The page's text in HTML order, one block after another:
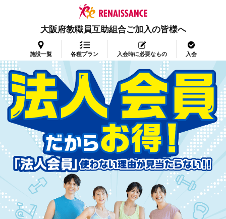
大阪府教職員互助組合ご加入の皆様へ
施設一覧 各種プラン 入会時に必要なもの 入会